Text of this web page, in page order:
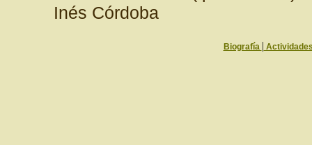
Inés Córdoba
Biografía |